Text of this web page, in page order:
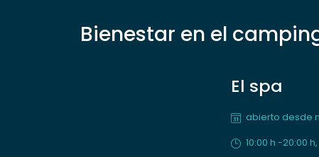
Bienestar en el
El spa
abierto desde
10:00 h -20:00 h,